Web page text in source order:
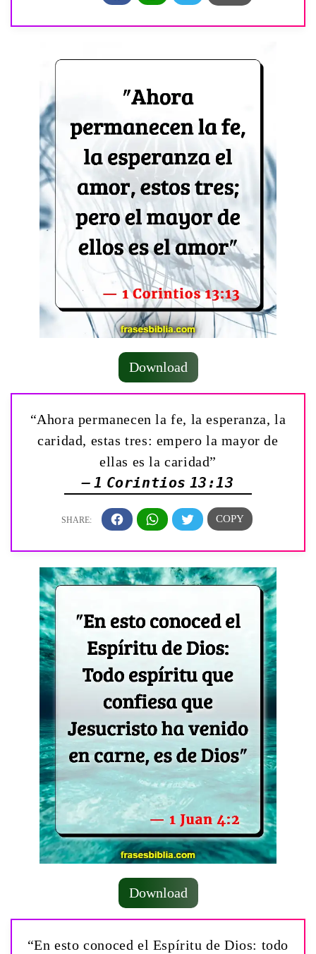
Download
“Ahora permanecen la fe, la esperanza, la
caridad, estas tres: empero la mayor de
ellas es la caridad”
— 1 Corintios 13:13
Download
“En esto conoced el Espíritu de Dios: todo